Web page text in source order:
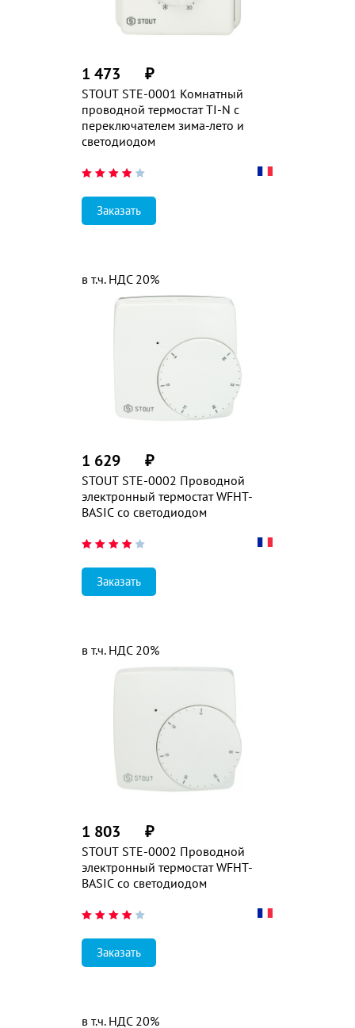
STOUT STE-0001 Комнатный
проводной термостат TI-N с
переключателем зима-лето и
светодиодом
1 473 ₽
Заказать
STOUT STE-0002 Проводной
электронный термостат WFHT-
BASIC со светодиодом
1 629 ₽
в т.ч. НДС 20%
Заказать
STOUT STE-0002 Проводной
электронный термостат WFHT-
BASIC со светодиодом
1 803 ₽
в т.ч. НДС 20%
Заказать
в т.ч. НДС 20%